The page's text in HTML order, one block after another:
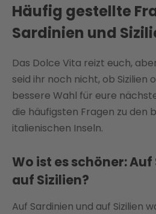
Häufig gestellte
Sardinien und
Das Dolce Vita reizt euch,
seid ihr noch nicht, ob Sizilien
bessere Wahl für eure
die häufigsten Fragen zu den
italienischen Inseln.
Wo ist es schöner:
auf Sizilien?
Auf Sardinien und auf Sizilien